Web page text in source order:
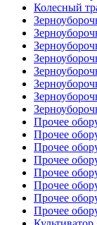
Колесный
Прочее
Прочее
Прочее
Прочее
Прочее
Прочее
Прочее
Прочее